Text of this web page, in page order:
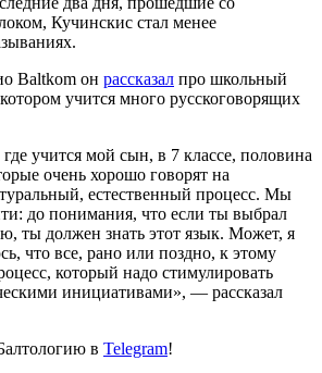
Кучинскис стал менее
Baltkom он рассказал про школьный
учится много русскоговорящих
учится мой сын, в 7 классе, половина
очень хорошо говорят на
естественный процесс. Мы
до понимания, что если ты выбрал
ты должен знать этот язык. Может, я
что все, рано или поздно, к этому
который надо стимулировать
инициативами», — рассказал
в Telegram!